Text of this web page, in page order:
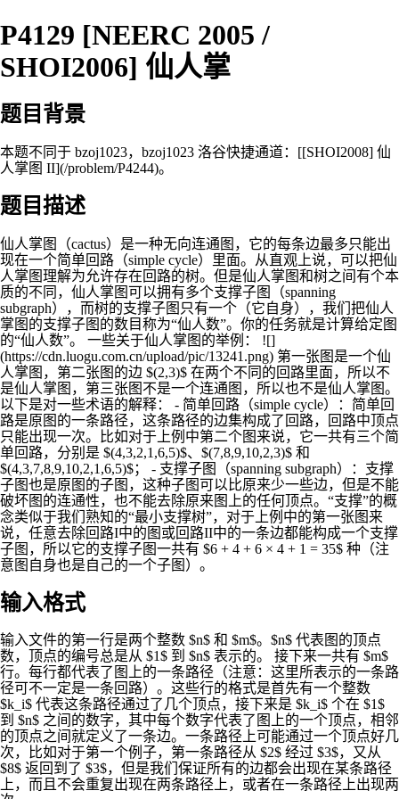
P4129 [NEERC 2005 /
SHOI2006] 仙人掌
题目背景
本题不同于 bzoj1023，bzoj1023 洛谷快捷通道：[[SHOI2008] 仙
人掌图 II](/problem/P4244)。
题目描述
仙人掌图（cactus）是一种无向连通图，它的每条边最多只能出
现在一个简单回路（simple cycle）里面。从直观上说，可以把仙
人掌图理解为允许存在回路的树。但是仙人掌图和树之间有个本
质的不同，仙人掌图可以拥有多个支撑子图（spanning
subgraph），而树的支撑子图只有一个（它自身），我们把仙人
掌图的支撑子图的数目称为“仙人数”。你的任务就是计算给定图
的“仙人数”。 一些关于仙人掌图的举例： ![]
(https://cdn.luogu.com.cn/upload/pic/13241.png) 第一张图是一个仙
人掌图，第二张图的边 $(2,3)$ 在两个不同的回路里面，所以不
是仙人掌图，第三张图不是一个连通图，所以也不是仙人掌图。
以下是对一些术语的解释： - 简单回路（simple cycle）：简单回
路是原图的一条路径，这条路径的边集构成了回路，回路中顶点
只能出现一次。比如对于上例中第二个图来说，它一共有三个简
单回路，分别是 $(4,3,2,1,6,5)$、$(7,8,9,10,2,3)$ 和
$(4,3,7,8,9,10,2,1,6,5)$； - 支撑子图（spanning subgraph）：支撑
子图也是原图的子图，这种子图可以比原来少一些边，但是不能
破坏图的连通性，也不能去除原来图上的任何顶点。“支撑”的概
念类似于我们熟知的“最小支撑树”，对于上例中的第一张图来
说，任意去除回路I中的图或回路II中的一条边都能构成一个支撑
子图，所以它的支撑子图一共有 $6 + 4 + 6 × 4 + 1 = 35$ 种（注
意图自身也是自己的一个子图）。
输入格式
输入文件的第一行是两个整数 $n$ 和 $m$。$n$ 代表图的顶点
数，顶点的编号总是从 $1$ 到 $n$ 表示的。 接下来一共有 $m$
行。每行都代表了图上的一条路径（注意：这里所表示的一条路
径可不一定是一条回路）。这些行的格式是首先有一个整数
$k_i$ 代表这条路径通过了几个顶点，接下来是 $k_i$ 个在 $1$
到 $n$ 之间的数字，其中每个数字代表了图上的一个顶点，相邻
的顶点之间就定义了一条边。一条路径上可能通过一个顶点好几
次，比如对于第一个例子，第一条路径从 $2$ 经过 $3$，又从
$8$ 返回到了 $3$，但是我们保证所有的边都会出现在某条路径
上，而且不会重复出现在两条路径上，或者在一条路径上出现两